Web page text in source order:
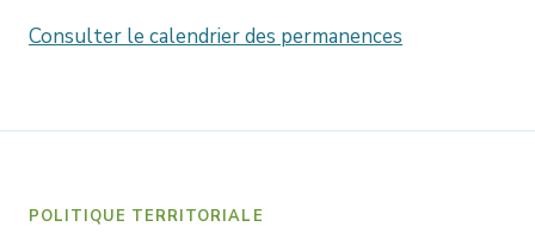
Consulter le calendrier des permanences
POLITIQUE TERRITORIALE